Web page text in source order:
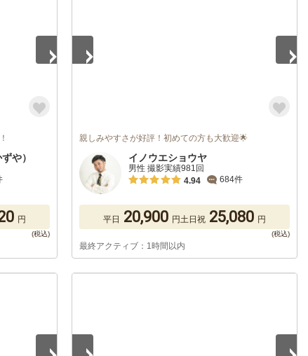
や）
円
親しみやすさが好評！初めての方も大歓迎🌟
イノウエショウヤ
男性 撮影実績981回
4.94
684件
平日 20,900 円土日祝 25,080 円
最終アクティブ：1時間以内